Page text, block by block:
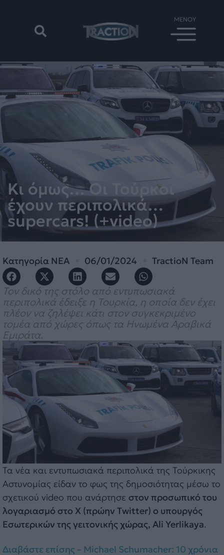
Κι όμως… Οι Τούρκοι
έχουν περιπολικά…
supercars! (+video)
Κατηγορία ΝΕΑ 06/01/2024 TractioN Team
Τον δικό της στόλο από εντυπωσιακά
περιπολικά έδειξε η Τουρκία, η οποία δεν έχει
πλέον να ζηλέψει κάτι στον συγκεκριμένο
τομέα από χώρες όπως τα Ηνωμένα Αραβικά
Εμιράτα.
Τα νέα και εντυπωσιακά περιπολικά της Τούρκικης
Αστυνομίας είδαν το φως της δημοσιότητας μέσω το
σχετικού video που ανάρτησε στον προσωπικό του
λογαριασμό στο X (πρώην Twitter) ο υπουργός
Εσωτερικών της γειτονικής χώρας, Ali Yerlikaya.
Διαβάστε επίσης – Michael Schumacher: 10 χρόνια